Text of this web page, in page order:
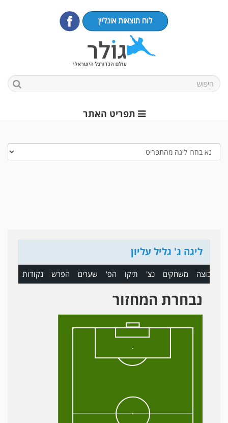
תפריט האתר
ליגה ג' גליל עליון
קבוצה משחקים נצ' תיקו הפ' שערים הפרש נקודות
נבחרת המחזור